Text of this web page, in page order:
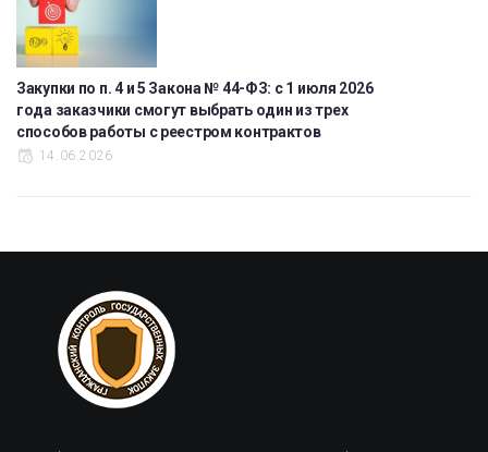
Закупки по п. 4 и 5 Закона № 44-ФЗ: с 1 июля 2026
года заказчики смогут выбрать один из трех
способов работы с реестром контрактов
14.06.2026